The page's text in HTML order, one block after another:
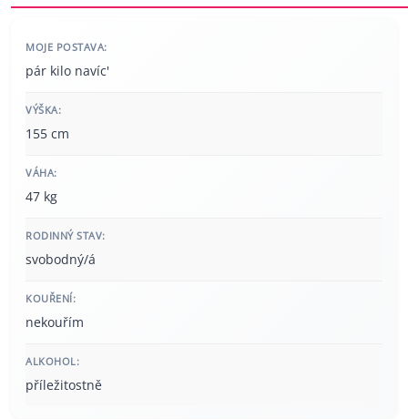
MOJE POSTAVA:
pár kilo navíc'
VÝŠKA:
155 cm
VÁHA:
47 kg
RODINNÝ STAV:
svobodný/á
KOUŘENÍ:
nekouřím
ALKOHOL:
příležitostně